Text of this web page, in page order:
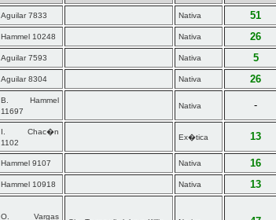
Aguilar 7833 Nativa 51
Hammel 10248 Nativa 26
Aguilar 7593 Nativa 5
Aguilar 8304 Nativa 26
B. Hammel
11697
Nativa -
I. Chac�n
1102
Ex�tica 13
Hammel 9107 Nativa 16
Hammel 10918 Nativa 13
O. Vargas